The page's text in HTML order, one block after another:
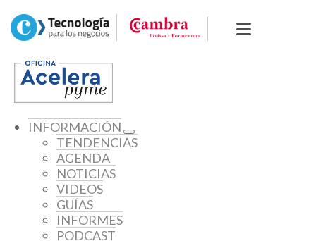
INFORMACIÓN
TENDENCIAS
AGENDA
NOTICIAS
VIDEOS
GUÍAS
INFORMES
PODCAST